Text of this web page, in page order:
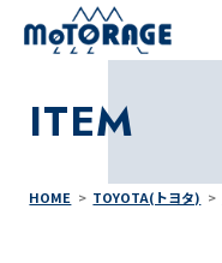
ITEM
HOME TOYOTA(トヨタ)